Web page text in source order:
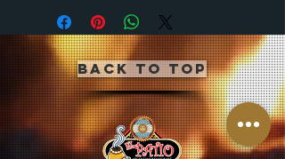
Back to Top